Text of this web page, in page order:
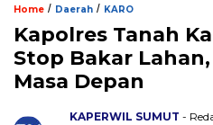
Home / Daerah / KARO
Kapolres Tanah
Stop Bakar
Masa Depan
KAPERWIL SUMUT -